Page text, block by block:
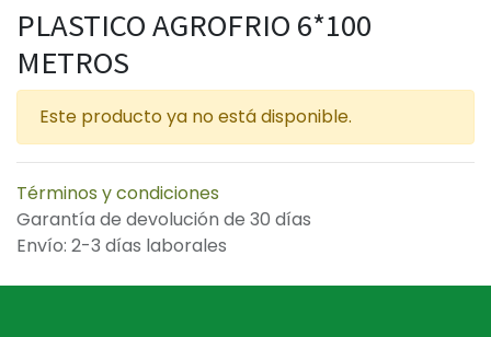
PLASTICO AGROFRIO 6*100
METROS
Este producto ya no está disponible.
Términos y condiciones
Garantía de devolución de 30 días
Envío: 2-3 días laborales